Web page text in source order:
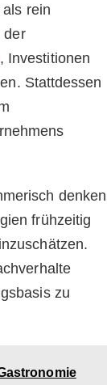
rein
der
, Investitionen
Stattdessen
denken
frühzeitig
zu